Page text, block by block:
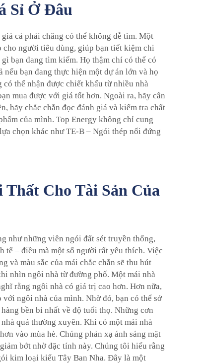
Sỉ Ở Đâu
cả phải chăng có thể không dễ tìm. Một
cho người tiêu dùng, giúp bạn tiết kiệm chi
bạn đang tìm kiếm. Họ thậm chí có thể có
bạn đang thực hiện một dự án lớn và họ
thể nhận được chiết khấu từ nhiều nhà
mua được với giá tốt hơn. Ngoài ra, hãy cân
hãy chắc chắn đọc đánh giá và kiểm tra chất
của mình. Top Energy không chỉ cung
chọn khác nhưTE-B – Ngói thép nối đứng
Cho Tài Sản Của
như những viên ngói đất sét truyền thống,
– điều mà một số người rất yêu thích. Việc
và màu sắc của mái chắc chắn sẽ thu hút
nhìn ngôi nhà từ đường phố. Một mái nhà
rằng ngôi nhà có giá trị cao hơn. Hơn nữa,
ngôi nhà của mình. Nhờ đó, bạn có thể sở
bền bỉ nhất về độ tuổi thọ. Những cơn
quá thường xuyên. Khi có một mái nhà
vào mùa hè. Chúng phản xạ ánh sáng mặt
bớt nhờ đặc tính này. Chúng tôi hiểu rằng
kim loại kiểu Tây Ban Nha. Đây là một